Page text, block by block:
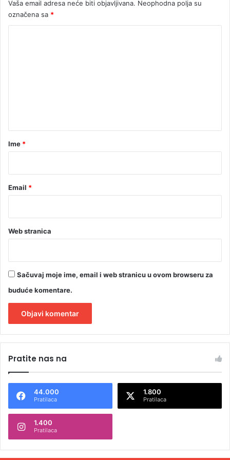
o
1
,
a
n
e
Vaša email adresa neće biti objavljivana. Neophodna polja su
označena sa *
rIme *
Email *
Web stranica
Sačuvaj moje ime, email i web stranicu u ovom browseru za
buduće komentare.
t
n
t
Pratite nas na
44.000
Pratilaca
1.800
Pratilaca
1.400
Pratilaca